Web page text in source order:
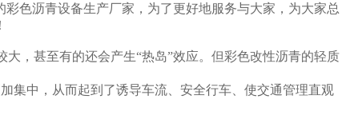
色沥青设备生产厂家，为了更好地服务与大家，为大家总
，甚至有的还会产生“热岛”效应。但彩色改性沥青的轻质
集中，从而起到了诱导车流、安全行车、使交通管理直观